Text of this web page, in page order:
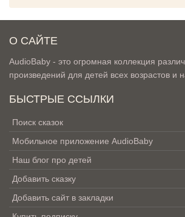
О САЙТЕ
AudioBaby - это огромная коллекция
произведений для детей всех возрастов и
БЫСТРЫЕ ССЫЛКИ
Поиск сказок
Мобильное приложение AudioBaby
Наш блог про детей
Добавить сказку
Добавить сайт в закладки